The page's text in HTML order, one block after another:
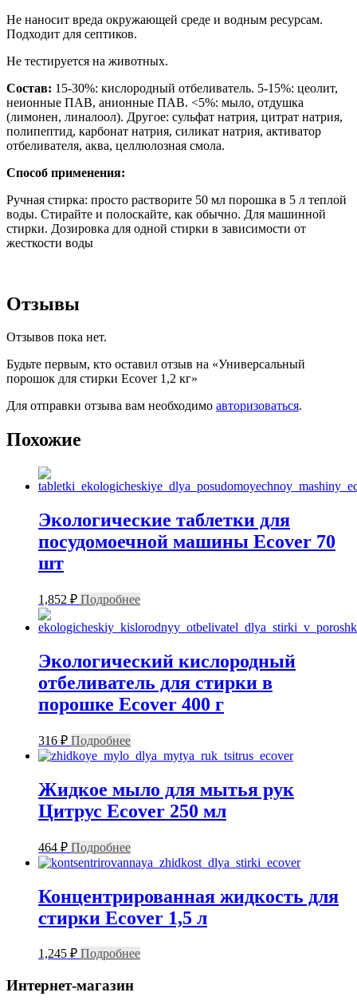
Не наносит вреда окружающей среде и водным ресурсам.
Подходит для септиков.
Не тестируется на животных.
Состав: 15-30%: кислородный отбеливатель. 5-15%: цеолит,
неионные ПАВ, анионные ПАВ. <5%: мыло, отдушка
(лимонен, линалоол). Другое: сульфат натрия, цитрат натрия,
полипептид, карбонат натрия, силикат натрия, активатор
отбеливателя, аква, целлюлозная смола.
Способ применения:
Ручная стирка: просто растворите 50 мл порошка в 5 л теплой
воды. Стирайте и полоскайте, как обычно. Для машинной
стирки. Дозировка для одной стирки в зависимости от
жесткости воды
Отзывы
Отзывов пока нет.
Будьте первым, кто оставил отзыв на «Универсальный
порошок для стирки Ecover 1,2 кг»
Для отправки отзыва вам необходимо авторизоваться.
Похожие
Экологические таблетки для
посудомоечной машины Ecover 70
шт
1,852 ₽ Подробнее
Экологический кислородный
отбеливатель для стирки в
порошке Ecover 400 г
316 ₽ Подробнее
Жидкое мыло для мытья рук
Цитрус Ecover 250 мл
464 ₽ Подробнее
Концентрированная жидкость для
стирки Ecover 1,5 л
1,245 ₽ Подробнее
Интернет-магазин